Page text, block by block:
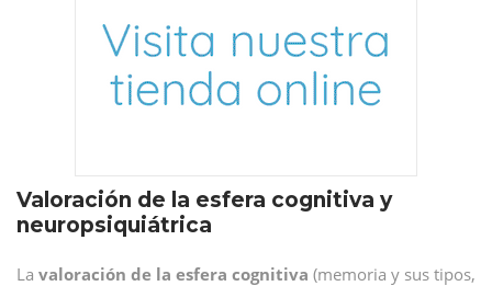
Valoración de la esfera cognitiva y
neuropsiquiátrica
La valoración de la esfera cognitiva (memoria y sus tipos,